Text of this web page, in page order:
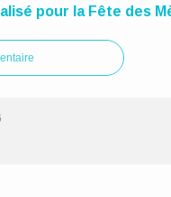
pour la Fête des